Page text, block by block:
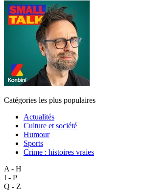
Catégories les plus populaires
Actualités
Culture et société
Humour
Sports
Crime : histoires vraies
A - H
I - P
Q - Z